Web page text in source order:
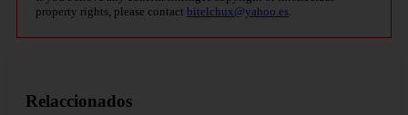
property rights, please contact bitelchux@yahoo.es
Relaccionados